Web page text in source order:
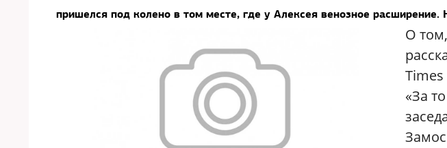
пришелся под колено в том месте, где у Алексея венозное расширение.
О
«За